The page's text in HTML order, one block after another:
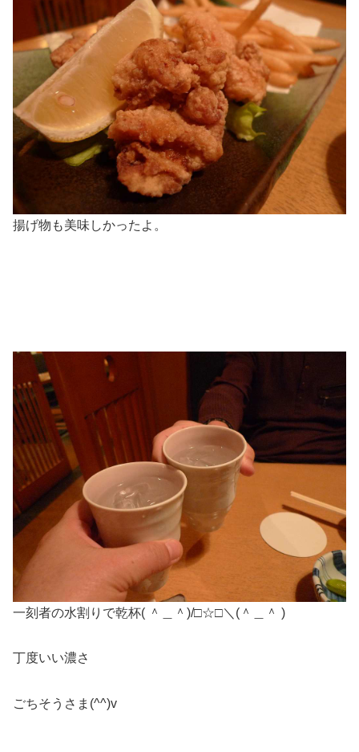
揚げ物も美味しかったよ。
一刻者の水割りで乾杯( ＾＿＾)/□☆□＼(＾＿＾ )
丁度いい濃さ
ごちそうさま(^^)v